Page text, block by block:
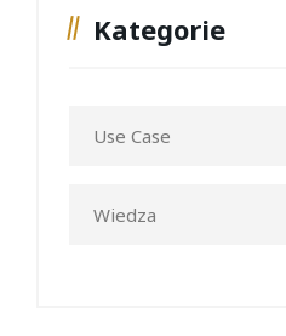
Kategorie
Use Case
Wiedza